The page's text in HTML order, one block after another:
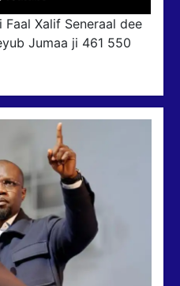
Xalif Seneraal dee
Jumaa ji 461 550